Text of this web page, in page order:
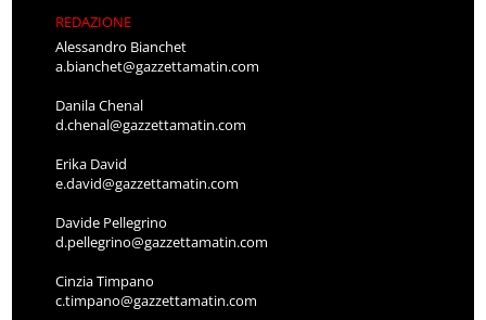
REDAZIONE
Alessandro Bianchet
a.bianchet@gazzettamatin.com
Danila Chenal
d.chenal@gazzettamatin.com
Erika David
e.david@gazzettamatin.com
Davide Pellegrino
d.pellegrino@gazzettamatin.com
Cinzia Timpano
c.timpano@gazzettamatin.com